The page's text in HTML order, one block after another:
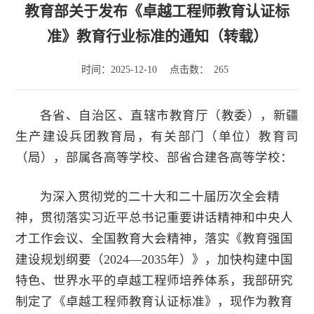
教育部关于发布《卓越工程师教育认证标
准》教育行业标准的通知（转载）
时间： 2025-12-10 点击数： 265
各省、自治区、直辖市教育厅（教委），新疆
生产建设兵团教育局，有关部门（单位）教育司
（局），部属各高等学校、部省合建各高等学校：
为深入贯彻党的二十大和二十届历次全会精
神，贯彻落实习近平总书记重要讲话精神和中央人
才工作会议、全国教育大会精神，落实《教育强国
建设规划纲要（2024—2035年）》，加快构建中国
特色、世界水平的卓越工程师培养体系，我部研究
制定了《卓越工程师教育认证标准》，现作为教育